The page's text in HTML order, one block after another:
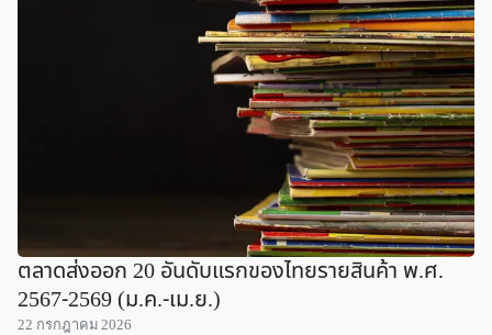
ตลาดส่งออก 20 อันดับแรกของไทยรายสินค้า พ.ศ.
2567-2569 (ม.ค.-เม.ย.)
22 กรกฎาคม 2026